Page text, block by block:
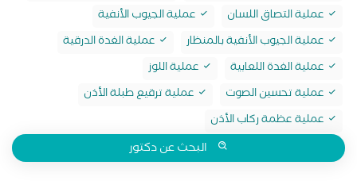
عملية التصاق اللسان
عملية الجيوب الأنفية
عملية الجيوب الأنفية بالمنظار
عملية الغدة الدرقية
عملية الغدة اللعابية
عملية اللوز
عملية تحسين الصوت
عملية ترقيع طبلة الأذن
عملية عظمة ركاب الأذن
البحث عن دكتور